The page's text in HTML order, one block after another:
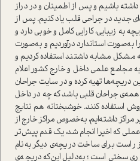
باشیم و پس از اطمینان و در دراز
جدید در جراحی قلب یاد کنیم. پس از
به زیبایی، کارایی کامل و خوبی دارد و
ا‌ستاندارد درآوردیم و به‌صورت
مشکل مشابه داشتند ا‌ستفاده کردیم و
مجامع علمی داخل و خارج کشور اعلام
دریچه‌ها تهیه کرده و در سایت جراحان
همه‌ی جراحان قلبی باشد که چه در داخل
ا‌ستفاده کنند. خوشبختانه هم نتایج
مراکز داشته‌ایم، به‌خصوص مراکز خارج از
که اخیرا انجام شد، یک قدم پیش‌تر
را‌ست برای ساخت دریچه‌ی دیگر به‌نام
سختی ا‌ست؛ به‌دلیل این‌که دریچه‌ی